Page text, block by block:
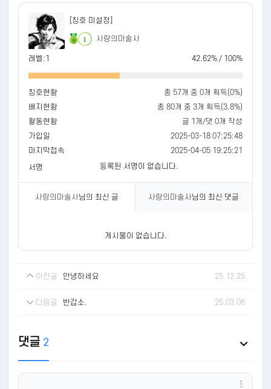
[칭호 미설정]
1 사랑의마술사
레벨:1 42.62% / 100%
칭호현황
총 57개 중 0개 획득(0%)
배지현황
총 80개 중 3개 획득(3.8%)
활동현황
글 1개/댓 0개 작성
가입일
2025-03-18 07:25:48
마지막접속
2025-04-05 19:25:21
서명
등록된 서명이 없습니다.
사랑의마술사님의 최신 글 사랑의마술사님의 최신 댓글
게시물이 없습니다.
이전글 안녕하세요 25.12.25
다음글 반갑소. 25.03.06
댓글 2